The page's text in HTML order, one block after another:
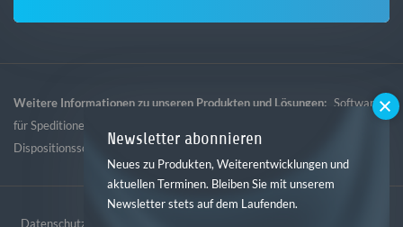
Weitere Informationen zu unseren Produkten und Lösungen: Software
für Speditionen
Dispositionssoftware
Datenschutz
Newsletter abonnieren
Neues zu Produkten, Weiterentwicklungen und
aktuellen Terminen. Bleiben Sie mit unserem
Newsletter stets auf dem Laufenden.